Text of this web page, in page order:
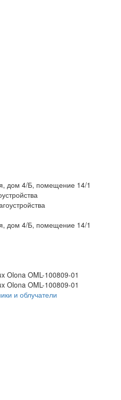
дом 4/Б, помещение 14/1
дом 4/Б, помещение 14/1
Olona OML-100809-01
Olona OML-100809-01
и облучатели